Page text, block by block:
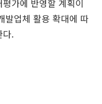
가에 반영할 계획이
발업체 활용 확대에 따
다.